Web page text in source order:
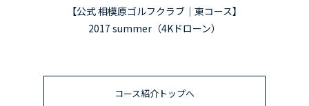
【公式 相模原ゴルフクラブ｜東コース】
2017 summer（4Kドローン）
コース紹介トップへ